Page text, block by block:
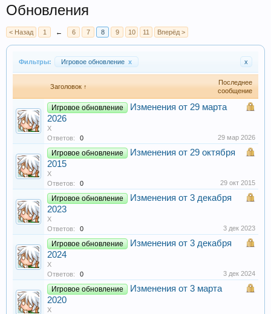
Обновления
< Назад 1 ← 6 7 8 9 10 11 Вперёд >
Фильтры: Игровое обновление x x
Заголовок ↑
Последнее
сообщение
Игровое обновление
Изменения от 29 марта
2026
X
Ответов:
0 29 мар 2026
Игровое обновление
Изменения от 29 октября
2015
X
Ответов:
0 29 окт 2015
Игровое обновление
Изменения от 3 декабря
2023
X
Ответов:
0 3 дек 2023
Игровое обновление
Изменения от 3 декабря
2024
X
Ответов:
0 3 дек 2024
Игровое обновление
Изменения от 3 марта
2020
X